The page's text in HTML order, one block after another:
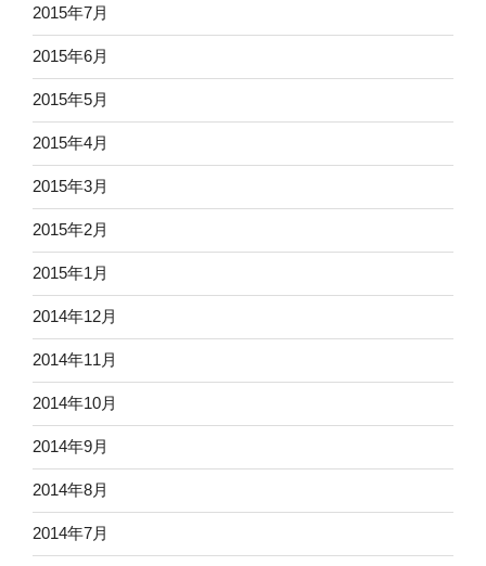
2015年7月
2015年6月
2015年5月
2015年4月
2015年3月
2015年2月
2015年1月
2014年12月
2014年11月
2014年10月
2014年9月
2014年8月
2014年7月